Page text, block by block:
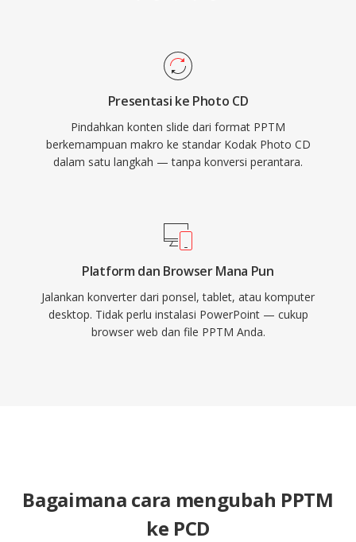
Presentasi ke Photo CD
Pindahkan konten slide dari format PPTM
berkemampuan makro ke standar Kodak Photo CD
dalam satu langkah — tanpa konversi perantara.
Platform dan Browser Mana Pun
Jalankan konverter dari ponsel, tablet, atau komputer
desktop. Tidak perlu instalasi PowerPoint — cukup
browser web dan file PPTM Anda.
Bagaimana cara mengubah PPTM
ke PCD